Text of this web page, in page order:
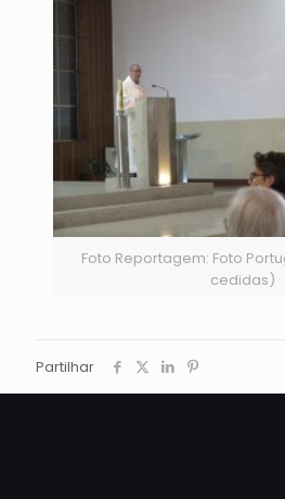
Foto Reportagem: Foto
cedidas)
Partilhar